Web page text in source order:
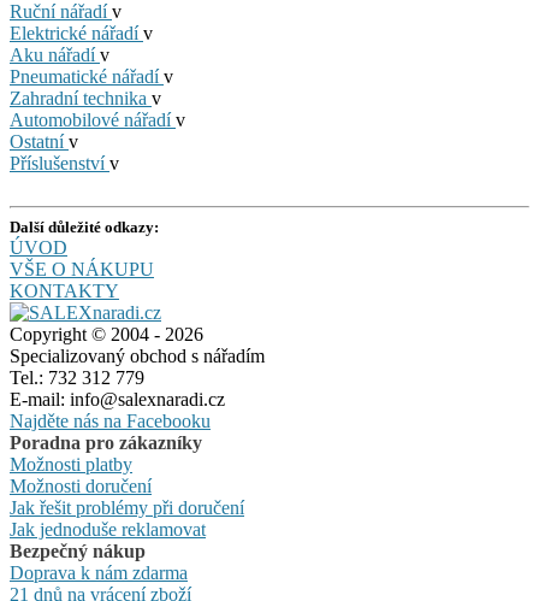
Ruční nářadív
Elektrické nářadív
Aku nářadív
Pneumatické nářadív
Zahradní technika v
Automobilové nářadív
Ostatnív
Příslušenstvív
Další důležité odkazy:
ÚVOD
VŠE O NÁKUPU
KONTAKTY
Copyright © 2004 - 2026
Specializovaný obchod s nářadím
Tel.: 732 312 779
E-mail: info@salexnaradi.cz
Najděte nás na Facebooku
Poradna pro zákazníky
Možnosti platby
Možnosti doručení
Jak řešit problémy při doručení
Jak jednoduše reklamovat
Bezpečný nákup
Doprava k nám zdarma
21 dnů na vrácení zboží